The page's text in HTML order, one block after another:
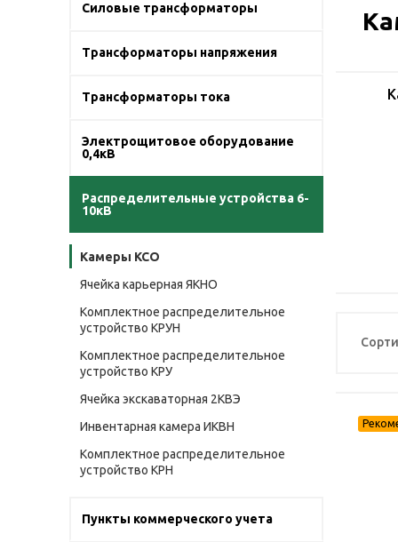
Силовые трансформаторы
Трансформаторы напряжения
Трансформаторы тока
Электрощитовое оборудование
0,4кВ
Распределительные устройства 6-
10кВ
Камеры КСО
Ячейка карьерная ЯКНО
Комплектное распределительное
устройство КРУН
Комплектное распределительное
устройство КРУ
Ячейка экскаваторная 2КВЭ
Инвентарная камера ИКВН
Комплектное распределительное
устройство КРН
Пункты коммерческого учета